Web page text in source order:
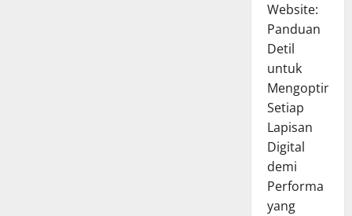
Website:
Panduan
Detil
untuk
Setiap
Lapisan
Digital
demi
Performa
yang